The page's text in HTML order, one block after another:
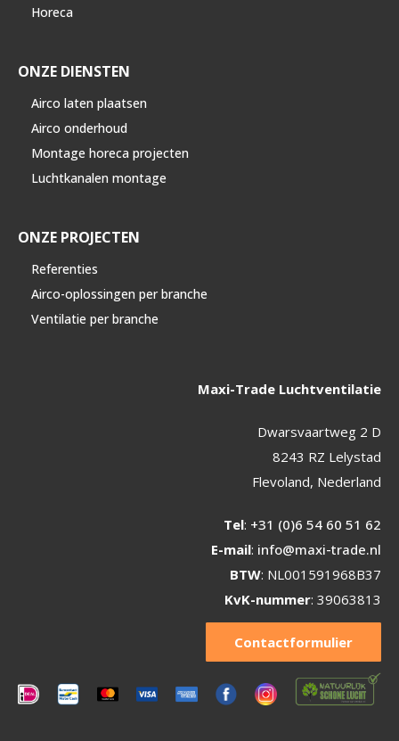
Horeca
ONZE DIENSTEN
Airco laten plaatsen
Airco onderhoud
Montage horeca projecten
Luchtkanalen montage
ONZE PROJECTEN
Referenties
Airco-oplossingen per branche
Ventilatie per branche
Maxi-Trade Luchtventilatie
Dwarsvaartweg 2 D
8243 RZ Lelystad
Flevoland, Nederland
Tel: +31 (0)6 54 60 51 62
E-mail: info@maxi-trade.nl
BTW: NL001591968B37
KvK-nummer: 39063813
Contactformulier